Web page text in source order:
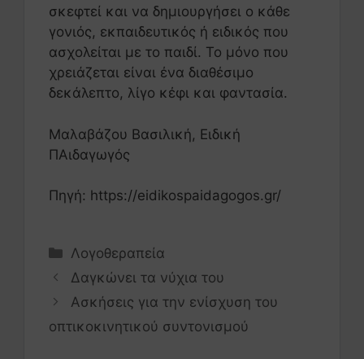
σκεφτεί και να δημιουργήσει ο κάθε
γονιός, εκπαιδευτικός ή ειδικός που
ασχολείται με το παιδί. Το μόνο που
χρειάζεται είναι ένα διαθέσιμο
δεκάλεπτο, λίγο κέφι και φαντασία.
Μαλαβάζου Βασιλική, Ειδική
ΠΑιδαγωγός
Πηγή: https://eidikospaidagogos.gr/
Λογοθεραπεία
Δαγκώνει τα νύχια του
Ασκήσεις για την ενίσχυση του
οπτικοκινητικού συντονισμού